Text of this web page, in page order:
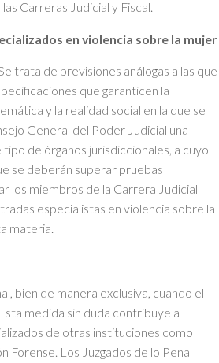
Carreras Judicial y Fiscal.
en violencia sobre la mujer
trata de previsiones análogas a las que
que garanticen la
y la realidad social en la que se
General del Poder Judicial una
de órganos jurisdiccionales, a cuyo
se deberán superar pruebas
los miembros de la Carrera Judicial
especialistas en violencia sobre la
materia.
bien de manera exclusiva, cuando el
medida sin duda contribuye a
de otras instituciones como
Forense. Los Juzgados de lo Penal